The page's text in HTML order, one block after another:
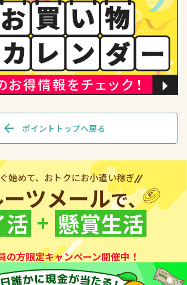
arrow_back ポイントトップへ戻る
始めて、おトクにお小遣い稼ぎ
ツメールで、
活 + 懸賞生活
の方限定キャンペーン開催中！